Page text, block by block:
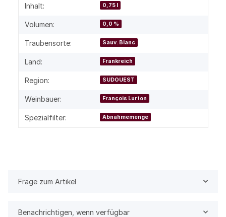
Produkteigenschaft
Wert
Inhalt: 0,75 l
Volumen: 0,0 %
Traubensorte: Sauv. Blanc
Land: Frankreich
Region: SUDOUEST
Weinbauer: François Lurton
Spezialfilter: Abnahmemenge
Frage zum Artikel
Benachrichtigen, wenn verfügbar